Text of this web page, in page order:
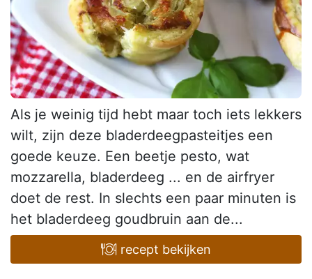
Als je weinig tijd hebt maar toch iets lekkers
wilt, zijn deze bladerdeegpasteitjes een
goede keuze. Een beetje pesto, wat
mozzarella, bladerdeeg ... en de airfryer
doet de rest. In slechts een paar minuten is
het bladerdeeg goudbruin aan de...
recept bekijken